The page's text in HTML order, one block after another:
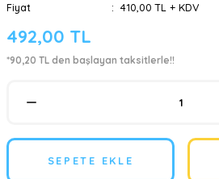
Fiyat
410,00 TL + KDV
492,00 TL
*90,20 TL den başlayan taksitlerle!!
SEPETE EKLE